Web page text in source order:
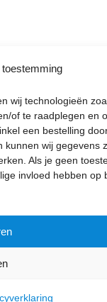
wij technologieën
of te raadplegen en
een bestelling
kunnen wij gegevens
Als je geen
invloed hebben op
winkelwagen